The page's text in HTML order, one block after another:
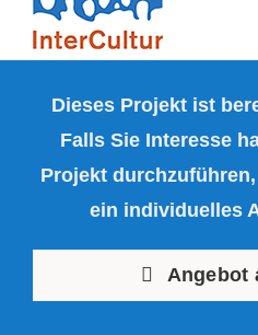
Dieses Projekt ist
Falls Sie Interesse
Projekt
ein individuelles
Angebot